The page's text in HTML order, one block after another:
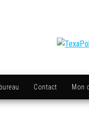
Contact Mon